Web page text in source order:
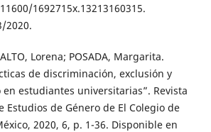
1692715x.13213160315.
2020.
Lorena; POSADA, Margarita.
de discriminación, exclusión y
estudiantes universitarias”. Revista
de Género de El Colegio de
2020, 6, p. 1-36. Disponible en